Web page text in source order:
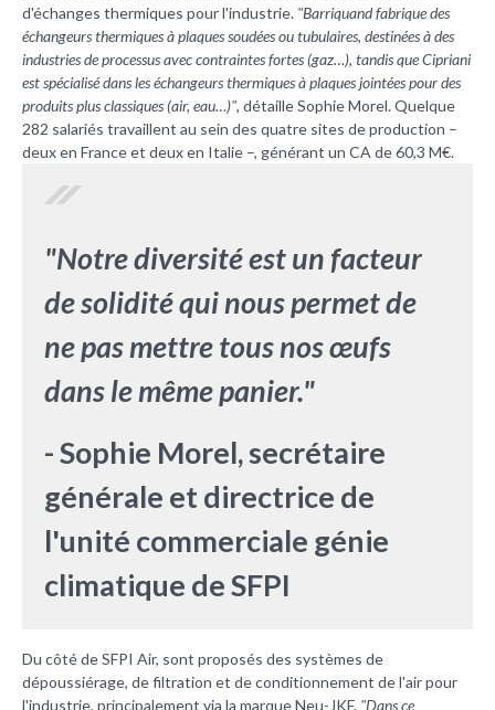
d'échanges thermiques pour l'industrie. "Barriquand fabrique des
échangeurs thermiques à plaques soudées ou tubulaires, destinées à des
industries de processus avec contraintes fortes (gaz…), tandis que Cipriani
est spécialisé dans les échangeurs thermiques à plaques jointées pour des
produits plus classiques (air, eau…)", détaille Sophie Morel. Quelque
282 salariés travaillent au sein des quatre sites de production –
deux en France et deux en Italie –, générant un CA de 60,3 M€.
"Notre diversité est un facteur
de solidité qui nous permet de
ne pas mettre tous nos œufs
dans le même panier."
- Sophie Morel, secrétaire
générale et directrice de
l'unité commerciale génie
climatique de SFPI
Du côté de SFPI Air, sont proposés des systèmes de
dépoussiérage, de filtration et de conditionnement de l'air pour
l'industrie, principalement via la marque Neu-JKF. "Dans ce